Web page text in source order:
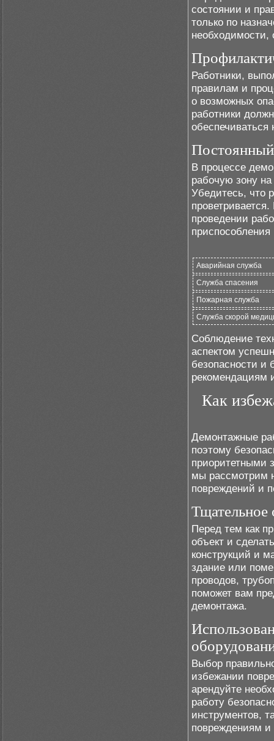
состоянии и
только по
необходимости,
Работники,
правилам и
о возможных
работники
Постоянный
В процессе
рабочую зону
Убедитесь, что
проведении
Аварийная служба
Служба спасения
Пожарная служба
Служба скорой
Соблюдение
аспектом
безопасности и
рекомендациям
Как
Демонтажные
поэтому
приоритетными
мы рассмотрим
повреждений и
Тщательное
Перед тем как
объект и
конструкций и
здание или
проводов,
поможет вам
демонтажа.
Выбор
избежании
арендуйте
работу
инструментов,
повреждениям и